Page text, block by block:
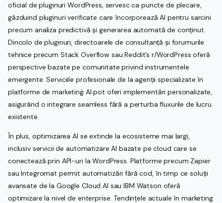
oficial de pluginuri WordPress, servesc ca puncte de plecare,
găzduind pluginuri verificate care încorporează AI pentru sarcini
precum analiza predictivă și generarea automată de conținut.
Dincolo de pluginuri, directoarele de consultanță și forumurile
tehnice precum Stack Overflow sau Reddit’s r/WordPress oferă
perspective bazate pe comunitate privind instrumentele
emergente. Serviciile profesionale de la agenții specializate în
platforme de marketing AI pot oferi implementări personalizate,
asigurând o integrare seamless fără a perturba fluxurile de lucru
existente.
În plus, optimizarea AI se extinde la ecosisteme mai largi,
inclusiv servicii de automatizare AI bazate pe cloud care se
conectează prin API-uri la WordPress. Platforme precum Zapier
sau Integromat permit automatizări fără cod, în timp ce soluții
avansate de la Google Cloud AI sau IBM Watson oferă
optimizare la nivel de enterprise. Tendințele actuale în marketing